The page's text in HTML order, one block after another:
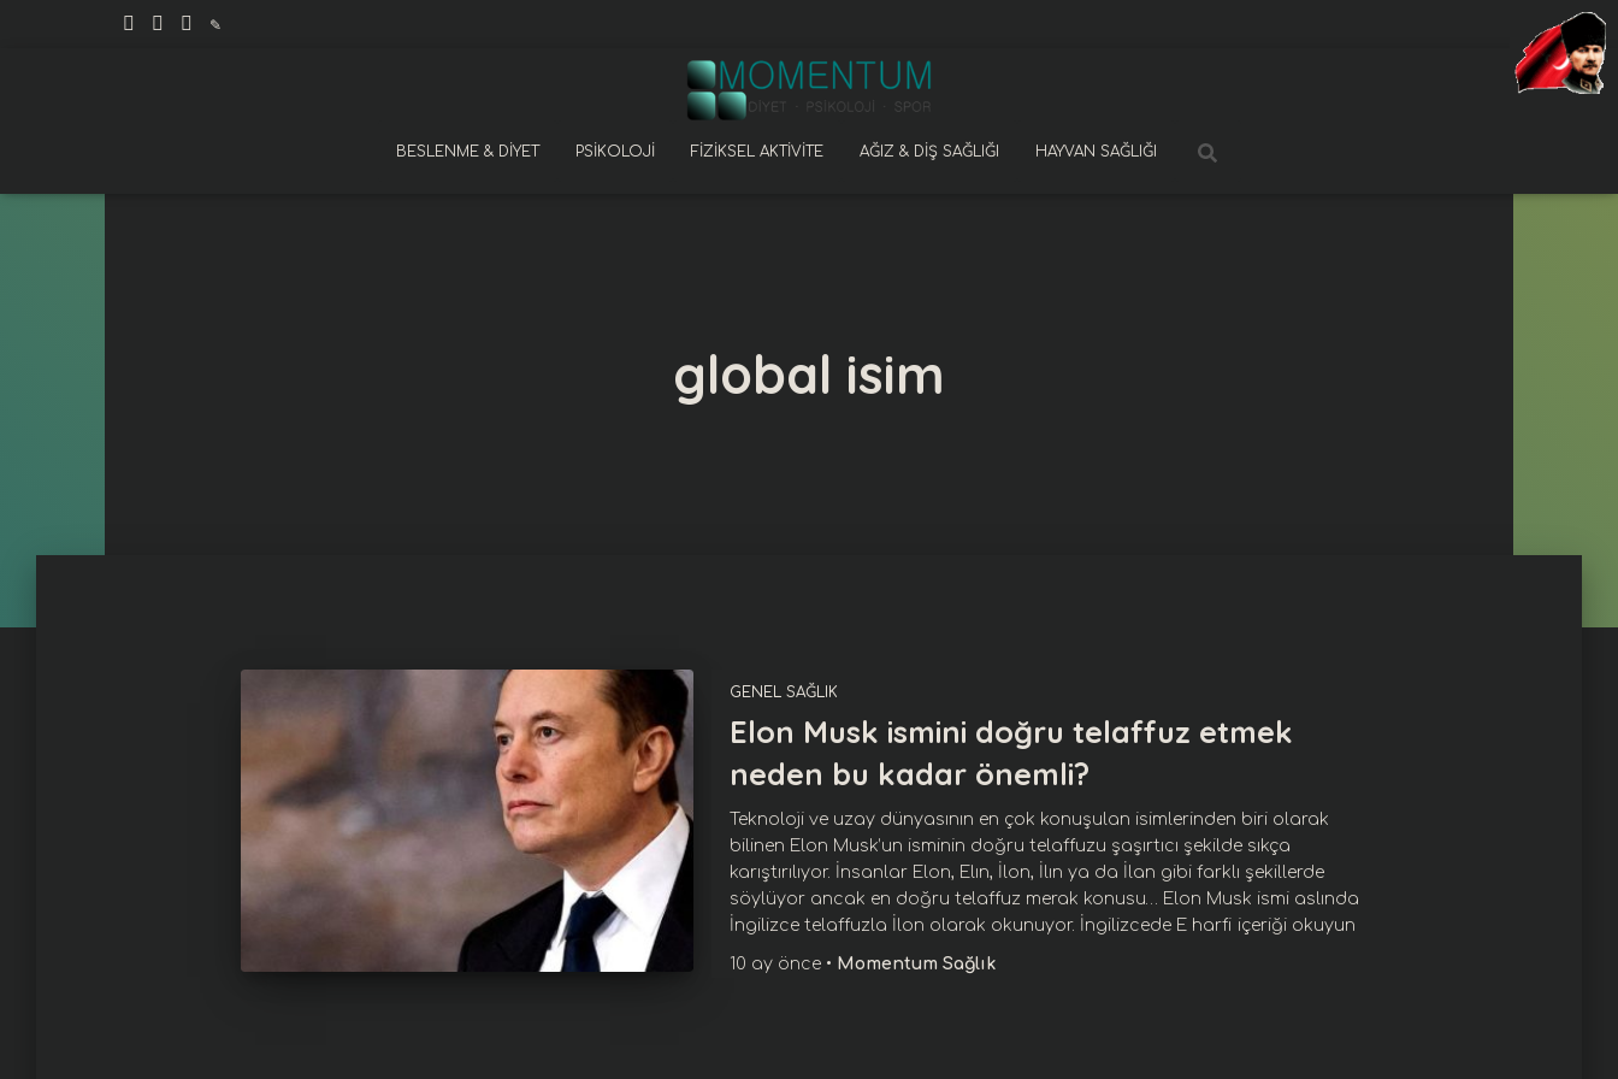
✎
BESLENME & DIYET PSIKOLOJI FIZIKSEL AKTIVITE AĞIZ & DIŞ SAĞLIĞI HAYVAN SAĞLIĞI
global isim
GENEL SAĞLIK
Elon Musk ismini doğru telaffuz etmek
neden bu kadar önemli?
Teknoloji ve uzay dünyasının en çok konuşulan isimlerinden biri olarak
bilinen Elon Musk’un isminin doğru telaffuzu şaşırtıcı şekilde sıkça
karıştırılıyor. İnsanlar Elon, Elın, İlon, İlın ya da İlan gibi farklı şekillerde
söylüyor ancak en doğru telaffuz merak konusu… Elon Musk ismi aslında
İngilizce telaffuzla İlon olarak okunuyor. İngilizcede E harfi içeriği okuyun
10 ayönce • Momentum Sağlık